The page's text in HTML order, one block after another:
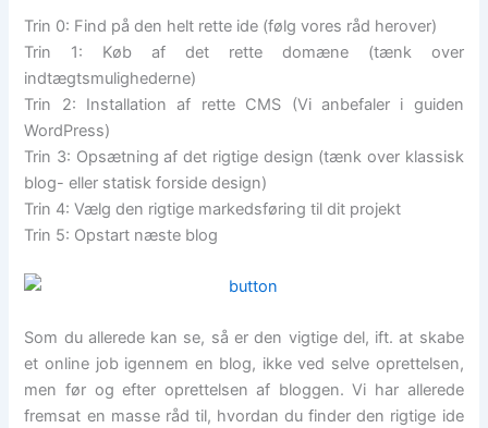
Trin 0: Find på den helt rette ide (følg vores råd herover)
Trin 1: Køb af det rette domæne (tænk over
indtægtsmulighederne)
Trin 2: Installation af rette CMS (Vi anbefaler i guiden
WordPress)
Trin 3: Opsætning af det rigtige design (tænk over klassisk
blog- eller statisk forside design)
Trin 4: Vælg den rigtige markedsføring til dit projekt
Trin 5: Opstart næste blog
Som du allerede kan se, så er den vigtige del, ift. at skabe
et online job igennem en blog, ikke ved selve oprettelsen,
men før og efter oprettelsen af bloggen. Vi har allerede
fremsat en masse råd til, hvordan du finder den rigtige ide